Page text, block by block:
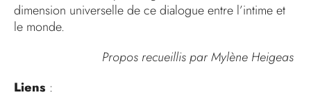
dimension universelle de ce dialogue entre l’intime et
le monde.
Propos recueillis par Mylène Heigeas
Liens :